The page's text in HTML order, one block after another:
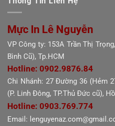
Mực In Lê Nguyễn
VP Công ty: 153A Trần Thị
Bình Cũ), Tp.HCM
Hotline: 0902.9876.84
Chi Nhánh: 27 Đường 36 (Hẻm
(P. Linh Đông, TP.Thủ Đức cũ),
Hotline: 0903.769.774
Email: